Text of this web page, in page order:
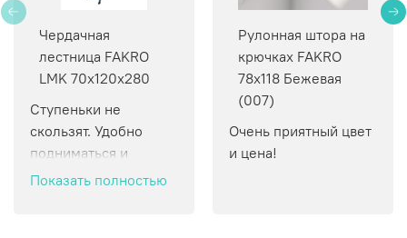
Чердачная
лестница FAKRO
LMK 70х120х280
Ступеньки не
скользят. Удобно
подниматься и
спускаться.
Показать полностью
Рулонная штора на
крючках FAKRO
78х118 Бежевая
(007)
Очень приятный цвет
и цена!